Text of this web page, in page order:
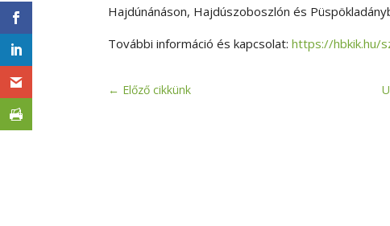
Hajdúnánáson, Hajdúszoboszlón és
További információ és kapcsolat:https://hbkik.hu/
← Előző cikkünk